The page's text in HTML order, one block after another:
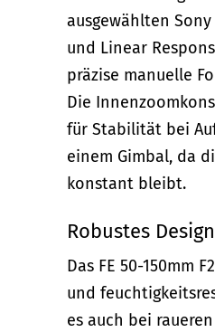
ausgewählten
und Linear
präzise manuelle
Die
für Stabilität bei
einem Gimbal, da
konstant bleibt.
Robustes Design
Das FE 50-150mm
und
es auch bei